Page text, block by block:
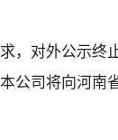
，对外公示终
公司将向河南